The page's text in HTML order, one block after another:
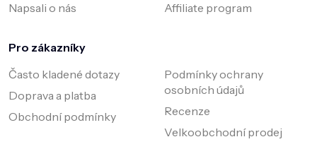
Napsali o nás
Affiliate program
Pro zákazníky
Často kladené dotazy
Doprava a platba
Obchodní podmínky
Podmínky ochrany
osobních údajů
Recenze
Velkoobchodní prodej